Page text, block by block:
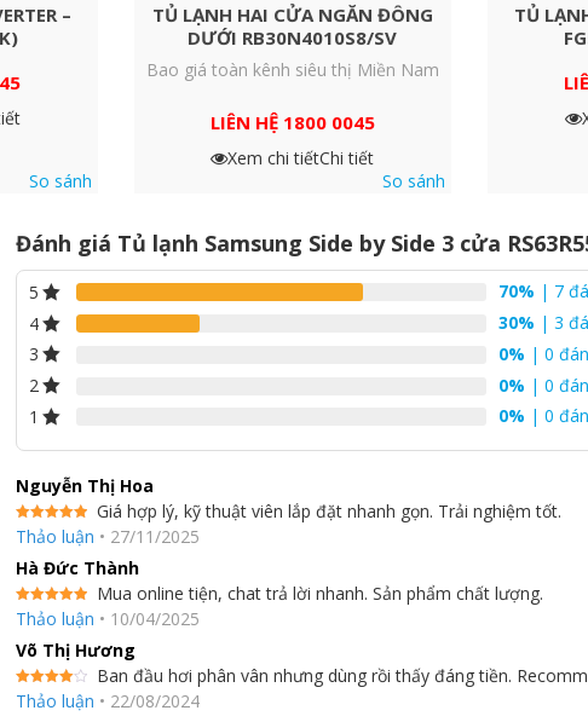
–
So sánh
TỦ LẠNH HAI CỬA NGĂN ĐÔNG
DƯỚI RB30N4010S8/SV
Bao giá toàn kênh siêu thị Miền Nam
LIÊN HỆ 1800 0045
Xem chi tiếtChi tiết
So sánh
TỦ
Đánh giá Tủ lạnh Samsung Side by Side 3 cửa
5 70% | 7
4
30% | 3
3
0% | 0
2
0% | 0
1
0% | 0
Nguyễn Thị Hoa
Được xếp
hạng5 5
Giá hợp lý, kỹ thuật viên lắp đặt nhanh gọn. Trải nghiệm tốt.
Thảo luận • 27/11/2025
Hà Đức Thành
Được xếp
hạng5 5
Mua online tiện, chat trả lời nhanh. Sản phẩm chất lượng.
Thảo luận • 10/04/2025
Võ Thị Hương
Được
xếp hạng
Ban đầu hơi phân vân nhưng dùng rồi thấy đáng tiền.
Thảo luận • 22/08/2024